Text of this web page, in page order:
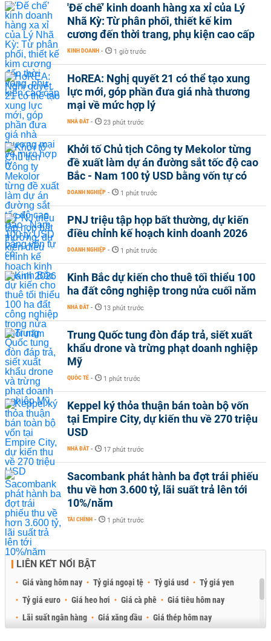
'Đế chế’ kinh doanh hàng xa xỉ của Lý
Nhã Kỳ: Từ phân phối, thiết kế kim
cương đến thời trang, phụ kiện cao cấp
KINH DOANH - 1 giờ trước
HoREA: Nghị quyết 21 có thể tạo xung
lực mới, góp phần đưa giá nhà thương
mại về mức hợp lý
NHÀ ĐẤT - 23 phút trước
Khởi tố Chủ tịch Công ty Mekolor từng
đề xuất làm dự án đường sắt tốc độ cao
Bắc - Nam 100 tỷ USD bằng vốn tự có
DOANH NGHIỆP - 1 phút trước
PNJ triệu tập họp bất thường, dự kiến
điều chỉnh kế hoạch kinh doanh 2026
DOANH NGHIỆP - 1 phút trước
Kinh Bắc dự kiến cho thuê tối thiểu 100
ha đất công nghiệp trong nửa cuối năm
NHÀ ĐẤT - 13 phút trước
Trung Quốc tung đòn đáp trả, siết xuất
khẩu drone và trừng phạt doanh nghiệp
Mỹ
QUỐC TẾ - 1 phút trước
Keppel ký thỏa thuận bán toàn bộ vốn
tại Empire City, dự kiến thu về 270 triệu
USD
NHÀ ĐẤT - 17 phút trước
Sacombank phát hành ba đợt trái phiếu
thu về hơn 3.600 tỷ, lãi suất trả lên tới
10%/năm
TÀI CHÍNH - 1 phút trước
LIÊN KẾT NỔI BẬT
Giá vàng hôm nay Tỷ giá ngoại tệ Tỷ giá usd
Tỷ giá yen
Tỷ giá euro
Giá heo hơi Giá cà phê
Giá tiêu hôm nay
Lãi suất ngân hàng
Giá xăng dầu
Giá thép hôm nay